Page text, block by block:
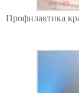
Профилактика